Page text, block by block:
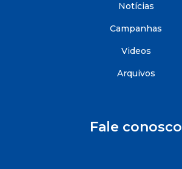
Notícias
Campanhas
Videos
Arquivos
Fale conosco